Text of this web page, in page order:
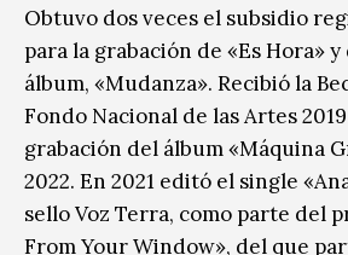
Obtuvo dos veces el subsidio
para la grabación de «Es Hora»
álbum, «Mudanza». Recibió la
Fondo Nacional de las Artes
grabación del álbum «Máquina
2022. En 2021 editó el single
sello Voz Terra, como parte del
From Your Window», del que